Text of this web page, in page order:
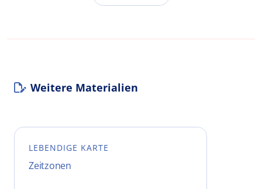
Weitere Materialien
LEBENDIGE KARTE
Zeitzonen